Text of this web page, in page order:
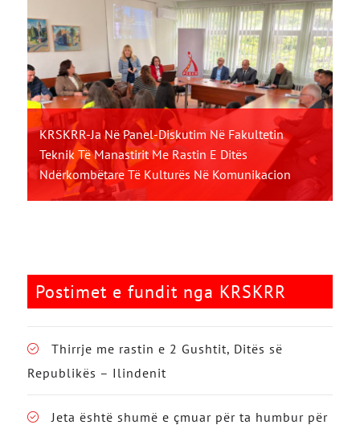
KRSKRR-Ja Në Panel-Diskutim Në Fakultetin
Teknik Të Manastirit Me Rastin E Ditës
Ndërkombëtare Të Kulturës Në Komunikacion
Postimet e fundit nga KRSKRR
Thirrje me rastin e 2 Gushtit, Ditës së
Republikës – Ilindenit
Jeta është shumë e çmuar për ta humbur për